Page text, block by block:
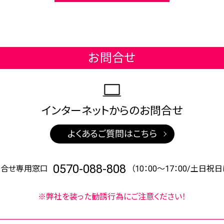
お問合せ
インターネットからのお問合せ
よくあるご質問はこちら
せ専用窓口 0570-088-808 （10：00～17：00/土日祝日
※弊社を装った勧誘行為にご注意ください！